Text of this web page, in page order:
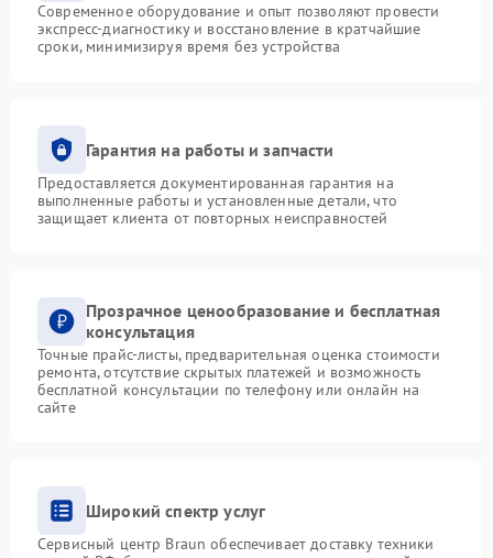
Современное оборудование и опыт позволяют провести
экспресс-диагностику и восстановление в кратчайшие
сроки, минимизируя время без устройства
Гарантия на работы и запчасти
Предоставляется документированная гарантия на
выполненные работы и установленные детали, что
защищает клиента от повторных неисправностей
Прозрачное ценообразование и бесплатная
консультация
Точные прайс-листы, предварительная оценка стоимости
ремонта, отсутствие скрытых платежей и возможность
бесплатной консультации по телефону или онлайн на
сайте
Широкий спектр услуг
Сервисный центр Braun обеспечивает доставку техники